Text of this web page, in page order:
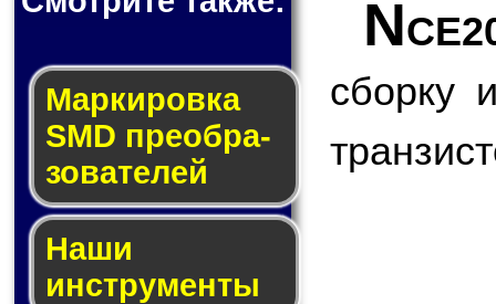
Мар­ки­ров­ка
SMD пре­об­ра­
зо­ва­те­лей
Наши
инструменты
N
сборку